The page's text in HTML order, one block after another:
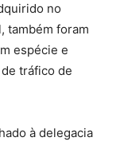
no
também foram
espécie e
tráfico de
à delegacia